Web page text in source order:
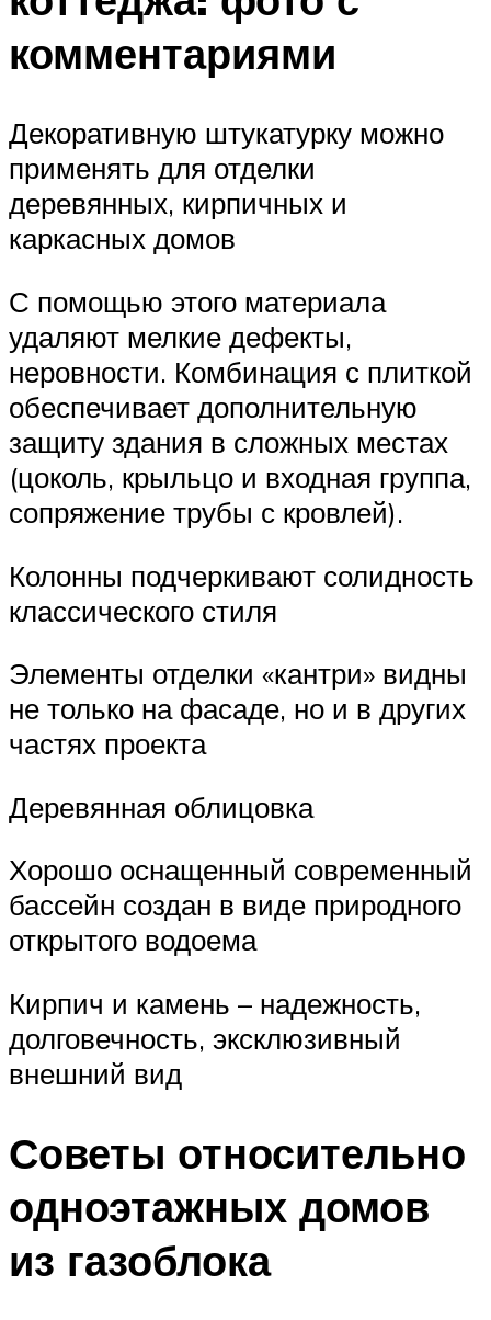
комментариями
Декоративную штукатурку можно
применять для отделки
деревянных, кирпичных и
каркасных домов
С помощью этого материала
удаляют мелкие дефекты,
неровности. Комбинация с плиткой
обеспечивает дополнительную
защиту здания в сложных местах
(цоколь, крыльцо и входная группа,
сопряжение трубы с кровлей).
Колонны подчеркивают солидность
классического стиля
Элементы отделки «кантри» видны
не только на фасаде, но и в других
частях проекта
Деревянная облицовка
Хорошо оснащенный современный
бассейн создан в виде природного
открытого водоема
Кирпич и камень – надежность,
долговечность, эксклюзивный
внешний вид
Советы относительно
одноэтажных домов
из газоблока